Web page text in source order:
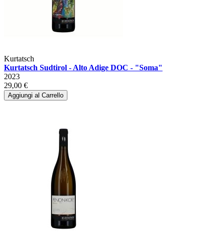
Kurtatsch
Kurtatsch Sudtirol - Alto Adige DOC - "Soma"
2023
29,00 €
Aggiungi al Carrello